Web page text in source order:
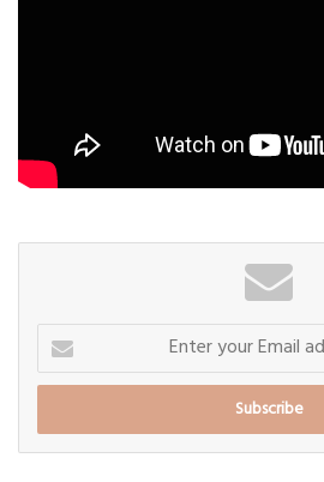
Enter
your
Email